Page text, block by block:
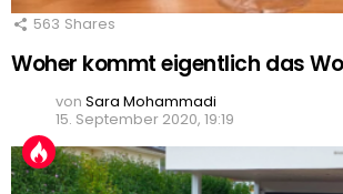
563 Shares
Woher kommt eigentlich das
von Sara Mohammadi
15. September 2020, 19:19